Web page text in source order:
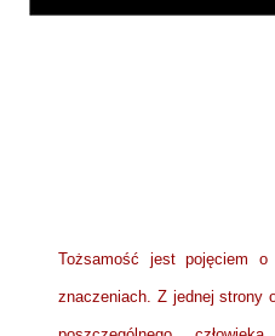
Tożsamość jest pojęciem
znaczeniach. Z jednej strony